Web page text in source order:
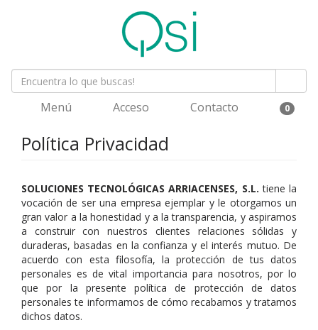
Menú Acceso Contacto 0
Política Privacidad
SOLUCIONES TECNOLÓGICAS ARRIACENSES, S.L. tiene la
vocación de ser una empresa ejemplar y le otorgamos un
gran valor a la honestidad y a la transparencia, y aspiramos
a construir con nuestros clientes relaciones sólidas y
duraderas, basadas en la confianza y el interés mutuo. De
acuerdo con esta filosofía, la protección de tus datos
personales es de vital importancia para nosotros, por lo
que por la presente política de protección de datos
personales te informamos de cómo recabamos y tratamos
dichos datos.